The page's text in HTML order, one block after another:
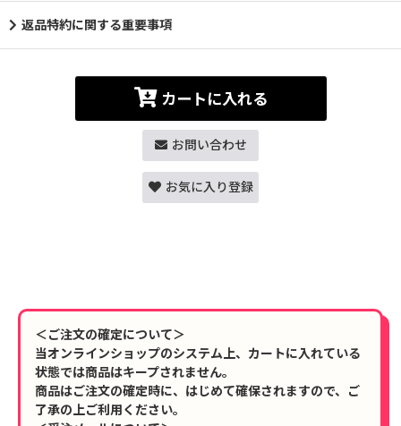
返品特約に関する重要事項
カートに入れる
お問い合わせ
お気に入り登録
＜ご注文の確定について＞
当オンラインショップのシステム上、カートに入れている
状態では商品はキープされません。
商品はご注文の確定時に、はじめて確保されますので、ご
了承の上ご利用ください。